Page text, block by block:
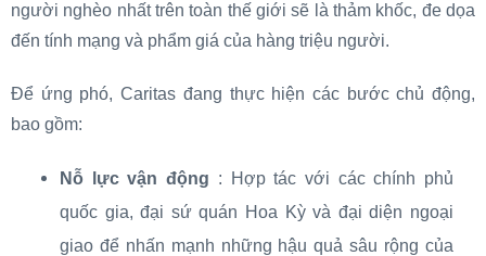
người nghèo nhất trên toàn thế giới sẽ là thảm khốc, đe dọa
đến tính mạng và phẩm giá của hàng triệu người.
Để ứng phó, Caritas đang thực hiện các bước chủ động,
bao gồm:
Nỗ lực vận động : Hợp tác với các chính phủ
quốc gia, đại sứ quán Hoa Kỳ và đại diện ngoại
giao để nhấn mạnh những hậu quả sâu rộng của